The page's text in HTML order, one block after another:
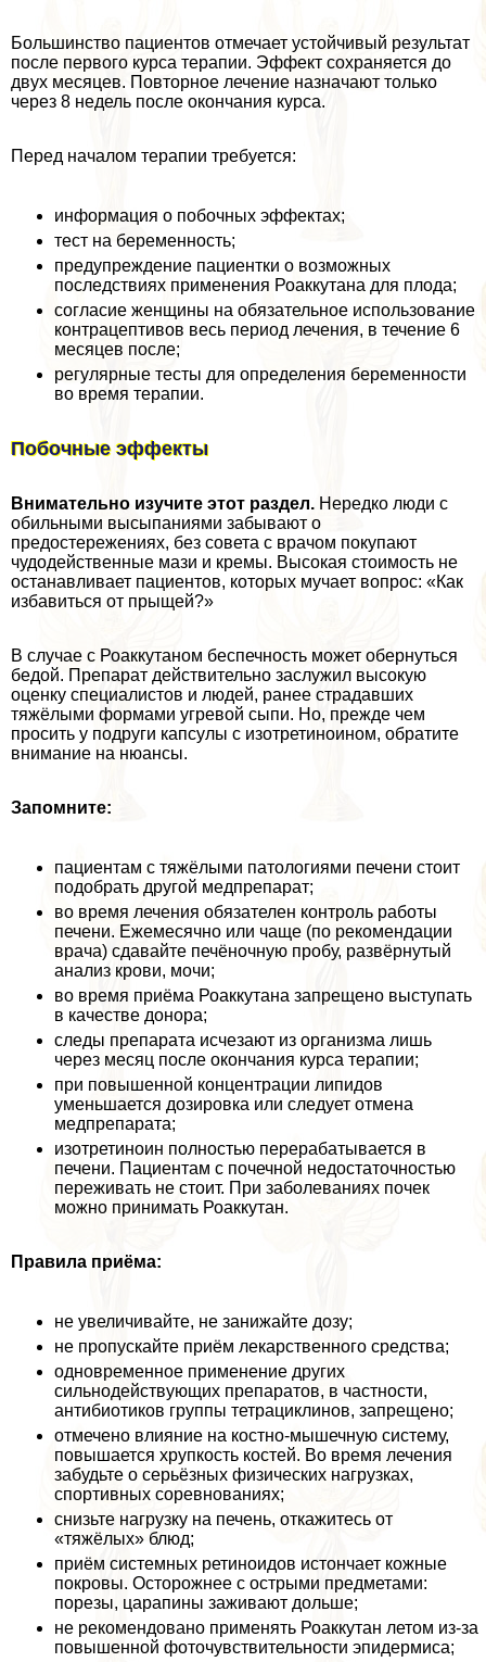
Большинство пациентов отмечает устойчивый результат
после первого курса терапии. Эффект сохраняется до
двух месяцев. Повторное лечение назначают только
через 8 недель после окончания курса.
Перед началом терапии требуется:
информация о побочных эффектах;
тест на беременность;
предупреждение пациентки о возможных
последствиях применения Роаккутана для плода;
согласие женщины на обязательное использование
кoнтpaцептивов весь период лечения, в течение 6
месяцев после;
регулярные тесты для определения беременности
во время терапии.
Побочные эффекты
Внимательно изучите этот раздел. Нередко люди с
обильными высыпаниями забывают о
предостережениях, без совета с врачом покупают
чудодейственные мази и кремы. Высокая стоимость не
останавливает пациентов, которых мучает вопрос: «Как
избавиться от прыщей?»
В случае с Роаккутаном беспечность может обернуться
бедой. Препарат действительно заслужил высокую
оценку специалистов и людей, ранее страдавших
тяжёлыми формами угревой сыпи. Но, прежде чем
просить у подруги капсулы с изотретиноином, обратите
внимание на нюансы.
Запомните:
пациентам с тяжёлыми патологиями печени стоит
подобрать другой медпрепарат;
во время лечения обязателен контроль работы
печени. Ежемecячно или чаще (по рекомендации
врача) сдавайте печёночную пробу, развёрнутый
анализ крови, мочи;
во время приёма Роаккутана запрещено выступать
в качестве донора;
следы препарата исчезают из организма лишь
через месяц после окончания курса терапии;
при повышенной концентрации липидов
уменьшается дозировка или следует отмена
медпрепарата;
изотретиноин полностью переpaбатывается в
печени. Пациентам с почечной недостаточностью
переживать не стоит. При заболеваниях почек
можно принимать Роаккутан.
Правила приёма:
не увеличивайте, не занижайте дозу;
не пропускайте приём лекарственного средства;
одновременное применение других
сильнодействующих препаратов, в частности,
антибиотиков группы тетрациклинов, запрещено;
отмечено влияние на костно-мышечную систему,
повышается хрупкость костей. Во время лечения
забудьте о серьёзных физических нагрузках,
спортивных соревнованиях;
снизьте нагрузку на печень, откажитесь от
«тяжёлых» блюд;
приём системных ретиноидов истончает кожные
покровы. Осторожнее с острыми предметами:
порезы, царапины заживают дольше;
не рекомендовано применять Роаккутан летом из-за
повышенной фоточувствительности эпидермиса;